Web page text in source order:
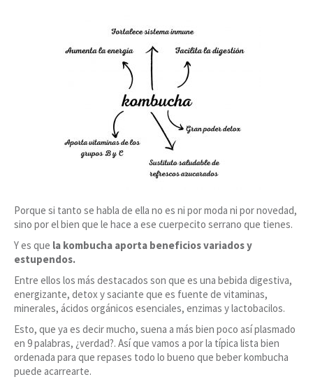
Porque si tanto se habla de ella no es ni por moda ni por novedad,
sino por el bien que le hace a ese cuerpecito serrano que tienes.
Y es que la kombucha aporta beneficios variados y
estupendos.
Entre ellos los más destacados son que es una bebida digestiva,
energizante, detox y saciante que es fuente de vitaminas,
minerales, ácidos orgánicos esenciales, enzimas y lactobacilos.
Esto, que ya es decir mucho, suena a más bien poco así plasmado
en 9 palabras, ¿verdad?. Así que vamos a por la típica lista bien
ordenada para que repases todo lo bueno que beber kombucha
puede acarrearte.